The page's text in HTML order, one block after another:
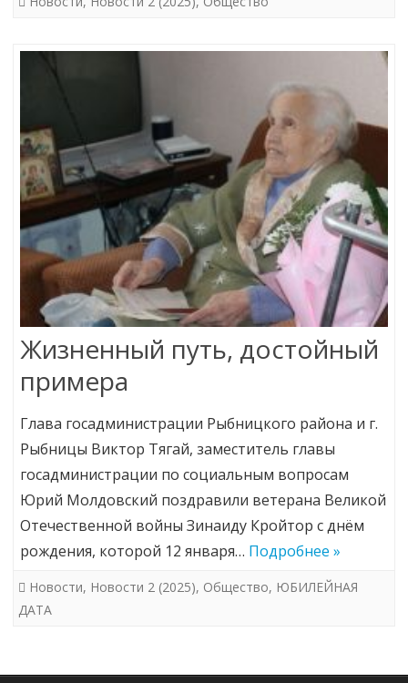
Жизненный путь, достойный
примера
Глава госадминистрации Рыбницкого района и г.
Рыбницы Виктор Тягай, заместитель главы
госадминистрации по социальным вопросам
Юрий Молдовский поздравили ветерана Великой
Отечественной войны Зинаиду Кройтор с днём
рождения, которой 12 января… Подробнее »
Новости, Новости 2 (2025), Общество, ЮБИЛЕЙНАЯ
ДАТА